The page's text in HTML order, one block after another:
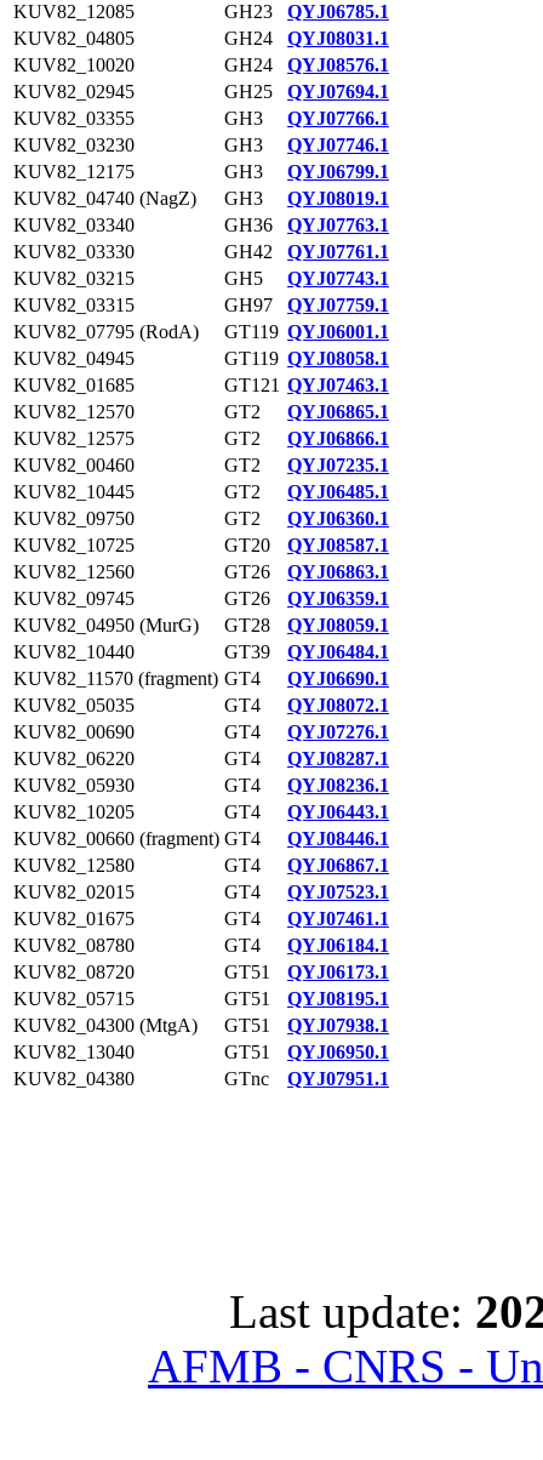
KUV82_12085
GH23
QYJ06785.1
KUV82_04805
GH24
QYJ08031.1
KUV82_10020
GH24
QYJ08576.1
KUV82_02945
GH25
QYJ07694.1
KUV82_03355
GH3
QYJ07766.1
KUV82_03230
GH3
QYJ07746.1
KUV82_12175
GH3
QYJ06799.1
KUV82_04740 (NagZ)
GH3
QYJ08019.1
KUV82_03340
GH36
QYJ07763.1
KUV82_03330
GH42
QYJ07761.1
KUV82_03215
GH5
QYJ07743.1
KUV82_03315
GH97
QYJ07759.1
KUV82_07795 (RodA)
GT119 QYJ06001.1
KUV82_04945
GT119 QYJ08058.1
KUV82_01685
GT121 QYJ07463.1
KUV82_12570
GT2
QYJ06865.1
KUV82_12575
GT2
QYJ06866.1
KUV82_00460
GT2
QYJ07235.1
KUV82_10445
GT2
QYJ06485.1
KUV82_09750
GT2
QYJ06360.1
KUV82_10725
GT20
QYJ08587.1
KUV82_12560
GT26
QYJ06863.1
KUV82_09745
GT26
QYJ06359.1
KUV82_04950 (MurG)
GT28
QYJ08059.1
KUV82_10440
GT39
QYJ06484.1
KUV82_11570 (fragment) GT4
QYJ06690.1
KUV82_05035
GT4
QYJ08072.1
KUV82_00690
GT4
QYJ07276.1
KUV82_06220
GT4
QYJ08287.1
KUV82_05930
GT4
QYJ08236.1
KUV82_10205
GT4
QYJ06443.1
KUV82_00660 (fragment) GT4
QYJ08446.1
KUV82_12580
GT4
QYJ06867.1
KUV82_02015
GT4
QYJ07523.1
KUV82_01675
GT4
QYJ07461.1
KUV82_08780
GT4
QYJ06184.1
KUV82_08720
GT51
QYJ06173.1
KUV82_05715
GT51
QYJ08195.1
KUV82_04300 (MtgA)
GT51
QYJ07938.1
KUV82_13040
GT51
QYJ06950.1
KUV82_04380
GTnc QYJ07951.1
Last update:
AFMB - CNRS -